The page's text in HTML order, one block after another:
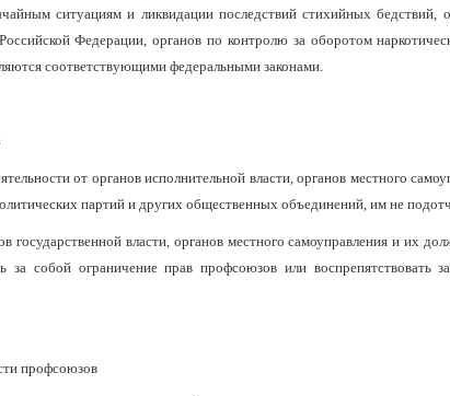
ситуациям и ликвидации последствий стихийных бедствий,
Федерации, органов по контролю за оборотом
соответствующими федеральными законами.
от органов исполнительной власти, органов местного
партий и других общественных объединений, им не
государственной власти, органов местного самоуправления и их
за собой ограничение прав профсоюзов или воспрепятствовать
профсоюзов